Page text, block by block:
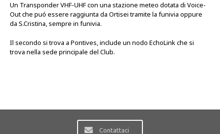
Un Transponder VHF-UHF con una stazione meteo dotata di Voice-
Out che puó essere raggiunta da Ortisei tramite la funivia oppure
da S.Cristina, sempre in funivia.
Il secondo si trova a Pontives, include un nodo EchoLink che si
trova nella sede principale del Club.
Contattaci